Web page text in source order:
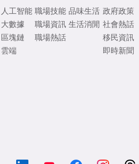
人工智能
大數據
區塊鏈
雲端
職場技能
職場資訊
職場熱話
品味生活
生活消閒
政府政策
社會熱話
移民資訊
即時新聞